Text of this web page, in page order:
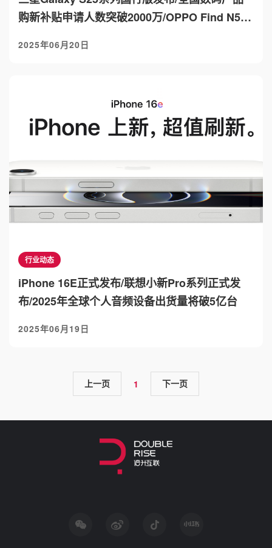
购新补贴申请人数突破2000万/OPPO Find N52
2025年06月20日
行业动态
iPhone 16E正式发布/联想小新Pro系列正式发
布/2025年全球个人音频设备出货量将破5亿台
2025年06月19日
上一页 1 下一页